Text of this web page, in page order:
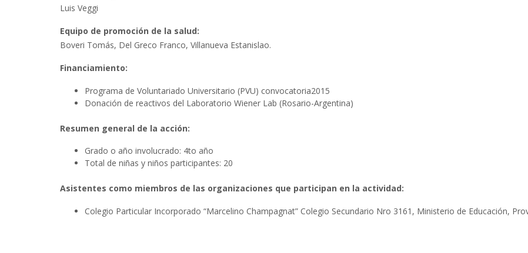
Luis Veggi
Equipo de promoción de la salud:
Boveri Tomás, Del Greco Franco, Villanueva Estanislao.
Financiamiento:
Programa de Voluntariado Universitario (PVU) convocatoria2015
Donación de reactivos del Laboratorio Wiener Lab (Rosario-Argentina)
Resumen general de la acción:
Grado o año involucrado: 4to año
Total de niñas y niños participantes: 20
Asistentes como miembros de las organizaciones que participan en la actividad:
Colegio Particular Incorporado “Marcelino Champagnat” Colegio Secundario Nro 3161, Ministerio de Educación,